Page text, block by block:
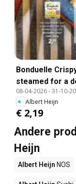
Bonduelle
steamed for a
08-04-2026-31-10-
Albert Heijn
€ 2,19
Andere
Heijn
Albert Heijn NOS